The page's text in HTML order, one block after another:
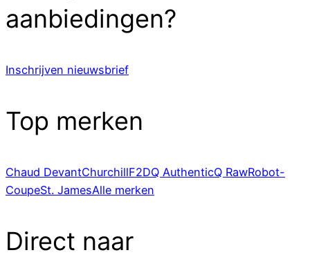
aanbiedingen?
Inschrijven nieuwsbrief
Top merken
Chaud DevantChurchillF2DQ AuthenticQ RawRobot-
CoupeSt. JamesAlle merken
Direct naar